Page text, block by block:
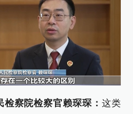
检察院检察官赖琛琛：这类